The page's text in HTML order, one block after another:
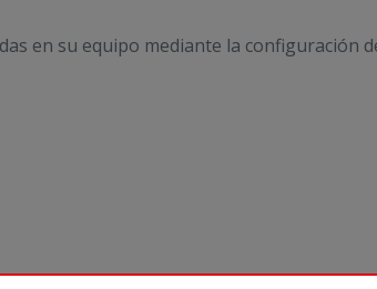
en su equipo mediante la configuración